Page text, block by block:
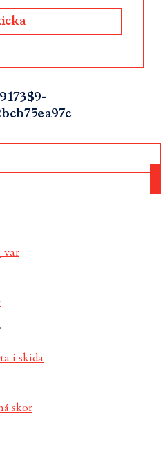
var
i skida
skor